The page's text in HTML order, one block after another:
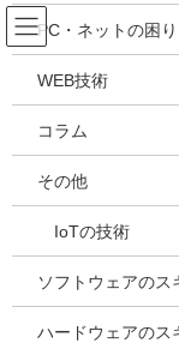
コ
ン
テ
ツ
ス
ッ
ナ
ビ
ゲ
シ
ン
移
HOME
2024年7月1日 / 最終更
PC・ネットの困り
WEB技術
コラム
その他
IoTの技術
ソフトウェアのス
ハードウェアのス